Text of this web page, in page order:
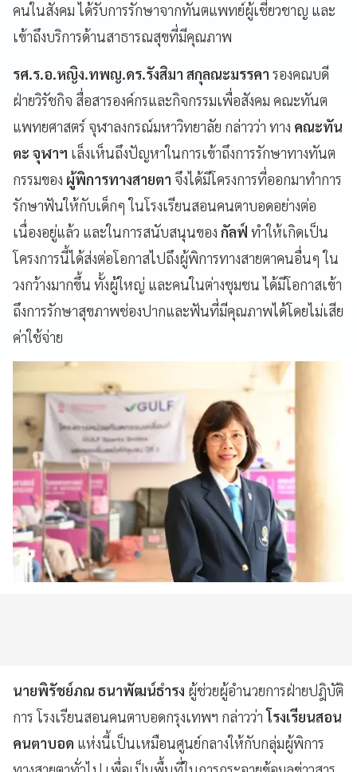
คนในสังคม ได้รับการรักษาจากทันตแพทย์ผู้เชี่ยวชาญ และ
เข้าถึงบริการด้านสาธารณสุขที่มีคุณภาพ
รศ.ร.อ.หญิง.ทพญ.ดร.รังสิมา สกุลณะมรรคา รองคณบดี
ฝ่ายวิรัชกิจ สื่อสารองค์กรและกิจกรรมเพื่อสังคม คณะทันต
แพทยศาสตร์ จุฬาลงกรณ์มหาวิทยาลัย กล่าวว่า ทาง คณะทัน
ตะ จุฬาฯ เล็งเห็นถึงปัญหาในการเข้าถึงการรักษาทางทันต
กรรมของ ผู้พิการทางสายตา จึงได้มีโครงการที่ออกมาทำการ
รักษาฟันให้กับเด็กๆ ในโรงเรียนสอนคนตาบอดอย่างต่อ
เนื่องอยู่แล้ว และในการสนับสนุนของ กัลฟ์ ทำให้เกิดเป็น
โครงการนี้ได้ส่งต่อโอกาสไปถึงผู้พิการทางสายตาคนอื่นๆ ใน
วงกว้างมากขึ้น ทั้งผู้ใหญ่ และคนในต่างชุมชน ได้มีโอกาสเข้า
ถึงการรักษาสุขภาพช่องปากและฟันที่มีคุณภาพได้โดยไม่เสีย
ค่าใช้จ่าย
นายพิรัชย์ภณ ธนาพัฒน์ธำรง ผู้ช่วยผู้อำนวยการฝ่ายปฎิบัติ
การ โรงเรียนสอนคนตาบอดกรุงเทพฯ กล่าวว่าโรงเรียนสอน
คนตาบอด แห่งนี้เป็นเหมือนศูนย์กลางให้กับกลุ่มผู้พิการ